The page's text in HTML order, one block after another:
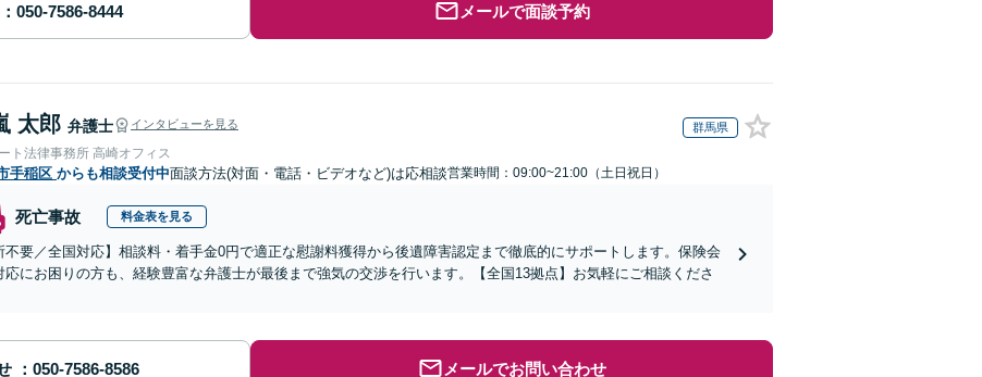
メールで面談予約
太郎 弁護士 インタビューを見る 群馬県
ト法律事務所 高崎オフィス
手稲区 からも相談受付中面談方法(対面・電話・ビデオなど)は応相談営業時間：09:00~21:00（土日祝日）
死亡事故 料金表を見る
不要／全国対応】相談料・着手金0円で適正な慰謝料獲得から後遺障害認定まで徹底的にサポートします。保険会
応にお困りの方も、経験豊富な弁護士が最後まで強気の交渉を行います。【全国13拠点】お気軽にご相談くださ
メールでお問い合わせ